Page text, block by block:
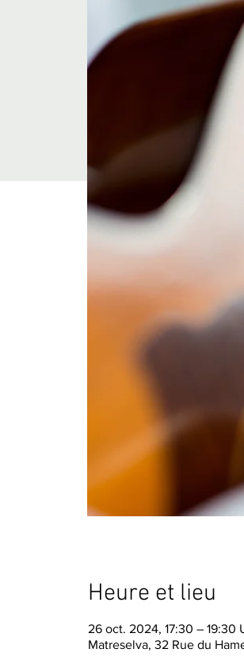
Heure et lieu
26 oct. 2024, 17:30 – 19:30
Matreselva, 32 Rue du